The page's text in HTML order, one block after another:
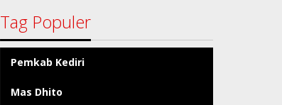
Tag Populer
Pemkab Kediri
Mas Dhito